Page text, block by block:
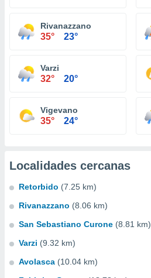
Rivanazzano
35° 23°
Varzi
32° 20°
Vigevano
35° 24°
Localidades cercanas
Retorbido (7.25 km)
Rivanazzano (8.06 km)
San Sebastiano Curone (8.81 km)
Varzi (9.32 km)
Avolasca (10.04 km)